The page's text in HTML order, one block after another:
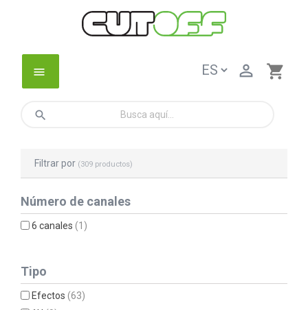
menu shopping_cart

search
Filtrar por (309 productos)
Número de canales
6 canales(1)
Tipo
Efectos(63)